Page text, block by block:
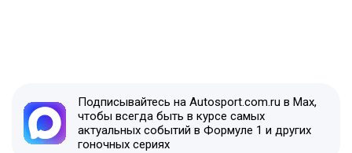
Подписывайтесь на Autosport.com.ru в Max,
чтобы всегда быть в курсе самых
актуальных событий в Формуле 1 и других
гоночных сериях